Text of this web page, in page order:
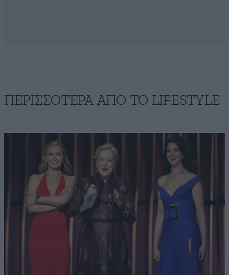
ΠΕΡΙΣΣΟΤΕΡΑ ΑΠΟ ΤΟ LIFESTYLE